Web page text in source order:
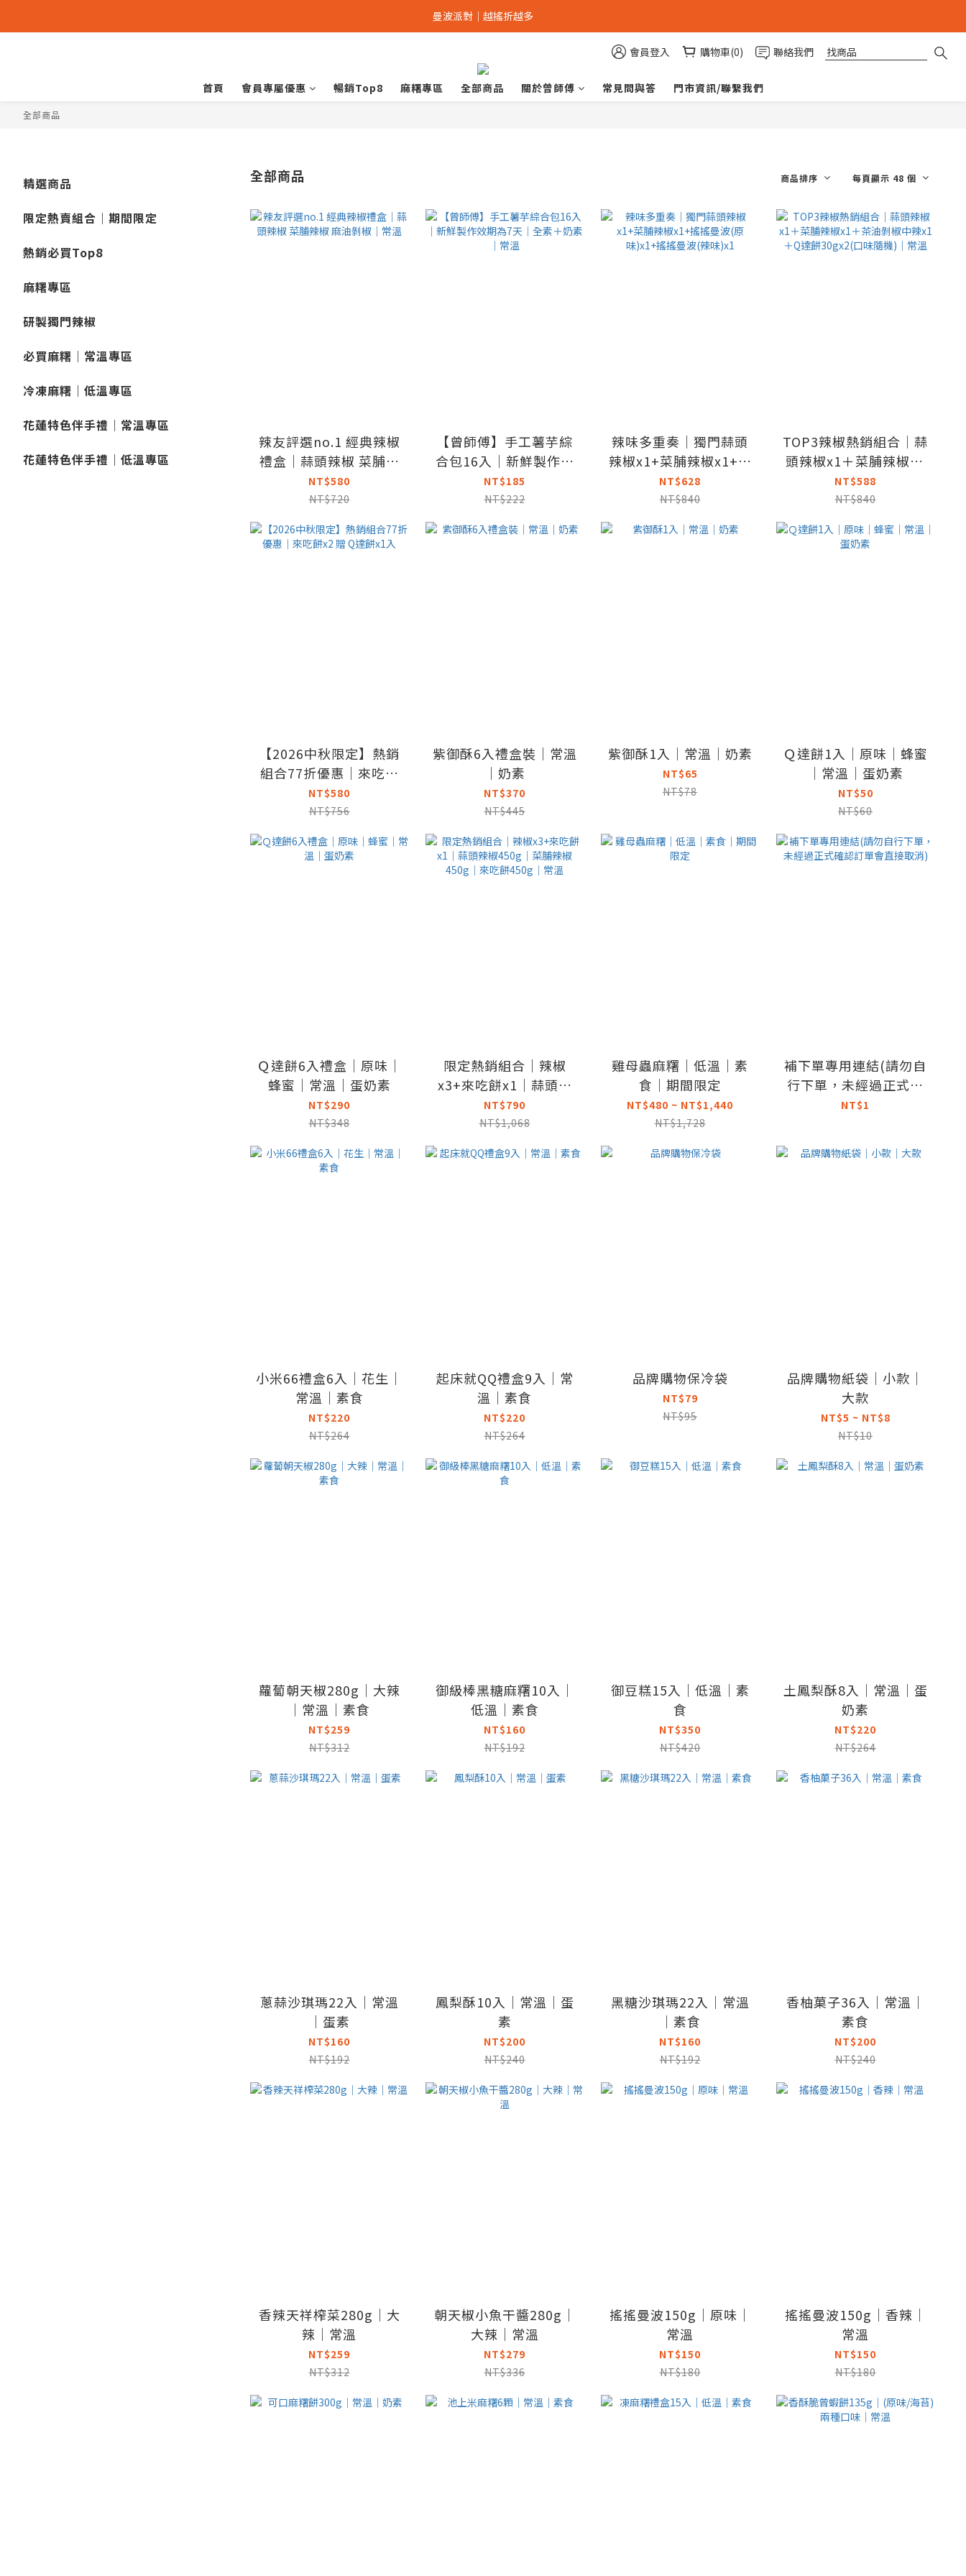
辣友評選NO.1｜經典辣椒禮盒8折
曼波派對｜越搖折越多
辣友評選NO.1｜經典辣椒禮盒8折
會員登入 購物車(0) 聯絡我們
首頁 會員專屬優惠 暢銷Top8 麻糬專區 全部商品 關於曾師傅 常見問與答 門市資訊/聯繫我們
全部商品
精選商品
限定熱賣組合｜期間限定
熱銷必買Top8
麻糬專區
研製獨門辣椒
必買麻糬｜常溫專區
冷凍麻糬｜低溫專區
花蓮特色伴手禮｜常溫專區
花蓮特色伴手禮｜低溫專區
全部商品 商品排序 每頁顯示 48 個
辣友評選no.1 經典辣椒
禮盒｜蒜頭辣椒 菜脯辣
椒 麻油剝椒｜常溫
NT$580
NT$720
【曾師傅】手工薯芋綜
合包16入｜新鮮製作效
期為7天｜全素＋奶素｜
常溫
NT$185
NT$222
辣味多重奏｜獨門蒜頭
辣椒x1+菜脯辣椒x1+搖
搖曼波(原味)x1+搖搖曼
波(辣味)x1
NT$628
NT$840
TOP3辣椒熱銷組合｜蒜
頭辣椒x1＋菜脯辣椒x1
＋茶油剝椒中辣x1＋Q
達餅30gx2(口味隨機)｜
NT$588
NT$840
【2026中秋限定】熱銷
組合77折優惠｜來吃餅
x2 贈 Q達餅x1入
NT$580
NT$756
紫御酥6入禮盒裝｜常溫
｜奶素
NT$370
NT$445
紫御酥1入｜常溫｜奶素
NT$65
NT$78
Ｑ達餅1入｜原味｜蜂蜜
｜常溫｜蛋奶素
NT$50
NT$60
Ｑ達餅6入禮盒｜原味｜
蜂蜜｜常溫｜蛋奶素
NT$290
NT$348
限定熱銷組合｜辣椒
x3+來吃餅x1｜蒜頭辣
椒450g｜菜脯辣椒450g
｜來吃餅450g｜常溫
NT$790
NT$1,068
雞母蟲麻糬｜低溫｜素
食｜期間限定
NT$480 ~ NT$1,440
NT$1,728
補下單專用連結(請勿自
行下單，未經過正式確
認訂單會直接取消)
NT$1
小米66禮盒6入｜花生｜
常溫｜素食
NT$220
NT$264
起床就QQ禮盒9入｜常
溫｜素食
NT$220
NT$264
品牌購物保冷袋
NT$79
NT$95
品牌購物紙袋｜小款｜
大款
NT$5 ~ NT$8
NT$10
蘿蔔朝天椒280g｜大辣
｜常溫｜素食
NT$259
NT$312
御級棒黑糖麻糬10入｜
低溫｜素食
NT$160
NT$192
御豆糕15入｜低溫｜素
食
NT$350
NT$420
土鳳梨酥8入｜常溫｜蛋
奶素
NT$220
NT$264
蔥蒜沙琪瑪22入｜常溫
｜蛋素
NT$160
NT$192
鳳梨酥10入｜常溫｜蛋
素
NT$200
NT$240
黑糖沙琪瑪22入｜常溫
｜素食
NT$160
NT$192
香柚菓子36入｜常溫｜
素食
NT$200
NT$240
香辣天祥榨菜280g｜大
辣｜常溫
NT$259
NT$312
朝天椒小魚干醬280g｜
大辣｜常溫
NT$279
NT$336
搖搖曼波150g｜原味｜
常溫
NT$150
NT$180
搖搖曼波150g｜香辣｜
常溫
NT$150
NT$180